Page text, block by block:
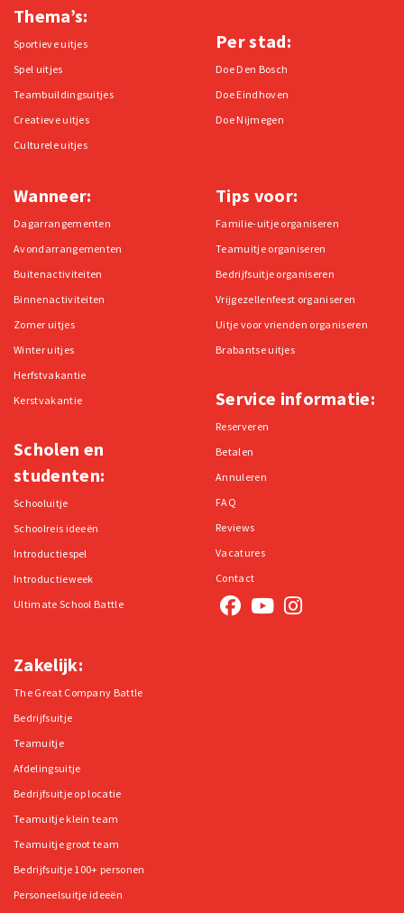
Thema’s:
Sportieve uitjes
Spel uitjes
Teambuildingsuitjes
Creatieve uitjes
Culturele uitjes
Per stad:
Doe Den Bosch
Doe Eindhoven
Doe Nijmegen
Wanneer:
Dagarrangementen
Avondarrangementen
Buitenactiviteiten
Binnenactiviteiten
Zomer uitjes
Winter uitjes
Herfstvakantie
Kerstvakantie
Scholen en
studenten:
Schooluitje
Schoolreis ideeën
Introductiespel
Introductieweek
Ultimate School Battle
Tips voor:
Familie-uitje organiseren
Teamuitje organiseren
Bedrijfsuitje organiseren
Vrijgezellenfeest organiseren
Uitje voor vrienden organiseren
Brabantse uitjes
Service informatie:
Reserveren
Betalen
Annuleren
FAQ
Reviews
Vacatures
Contact
Zakelijk:
The Great Company Battle
Bedrijfsuitje
Teamuitje
Afdelingsuitje
Bedrijfsuitje op locatie
Teamuitje klein team
Teamuitje groot team
Bedrijfsuitje 100+ personen
Personeelsuitje ideeën